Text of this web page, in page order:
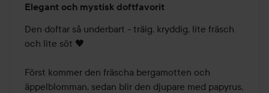
5
av
5
Elegant och mystisk doftfavorit
Den doftar så underbart - träig, kryddig, lite fräsch
och lite söt 🖤
Först kommer den fräscha bergamotten och
äppelblomman, sedan blir den djupare med papyrus,